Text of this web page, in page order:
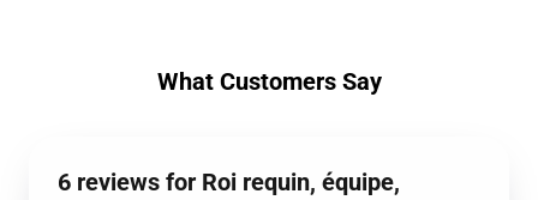
What Customers Say
6 reviews for Roi requin, équipe,